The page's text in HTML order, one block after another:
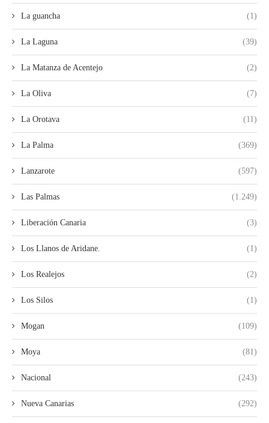
La guancha (1)
La Laguna (39)
La Matanza de Acentejo (2)
La Oliva (7)
La Orotava (11)
La Palma (369)
Lanzarote (597)
Las Palmas (1.249)
Liberación Canaria (3)
Los Llanos de Aridane. (1)
Los Realejos (2)
Los Silos (1)
Mogan (109)
Moya (81)
Nacional (243)
Nueva Canarias (292)